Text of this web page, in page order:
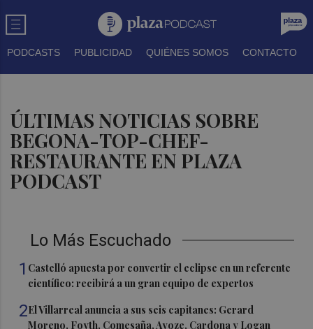
PODCASTS PUBLICIDAD QUIÉNES SOMOS CONTACTO
ÚLTIMAS NOTICIAS SOBRE
BEGONA-TOP-CHEF-
RESTAURANTE EN PLAZA
PODCAST
Lo Más Escuchado
1 Castelló apuesta por convertir el eclipse en un referente
científico: recibirá a un gran equipo de expertos
2El Villarreal anuncia a sus seis capitanes: Gerard
Moreno, Foyth, Comesaña, Ayoze, Cardona y Logan